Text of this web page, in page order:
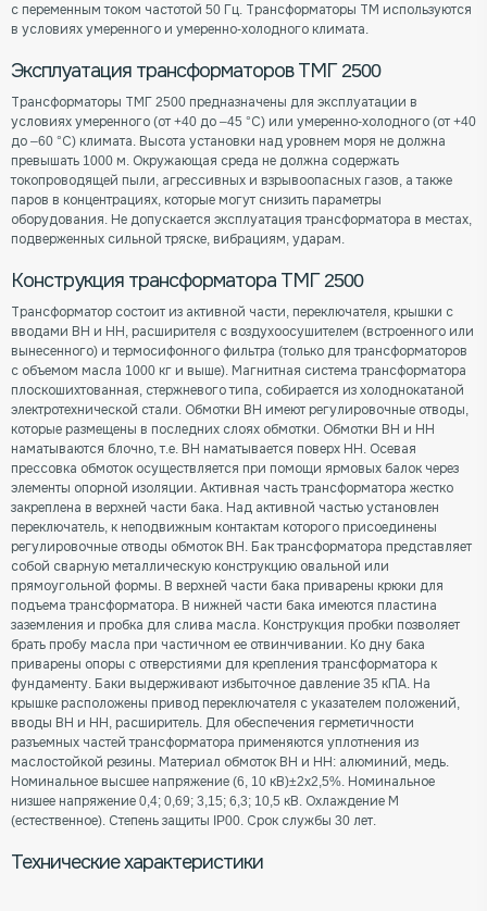
с переменным током частотой 50 Гц. Трансформаторы ТМ используются
в условиях умеренного и умеренно-холодного климата.
Эксплуатация трансформаторов ТМГ 2500
Трансформаторы ТМГ 2500 предназначены для эксплуатации в
условиях умеренного (от +40 до –45 °С) или умеренно-холодного (от +40
до –60 °С) климата. Высота установки над уровнем моря не должна
превышать 1000 м. Окружающая среда не должна содержать
токопроводящей пыли, агрессивных и взрывоопасных газов, а также
паров в концентрациях, которые могут снизить параметры
оборудования. Не допускается эксплуатация трансформатора в местах,
подверженных сильной тряске, вибрациям, ударам.
Конструкция трансформатора ТМГ 2500
Трансформатор состоит из активной части, переключателя, крышки с
вводами ВН и НН, расширителя с воздухоосушителем (встроенного или
вынесенного) и термосифонного фильтра (только для трансформаторов
с объемом масла 1000 кг и выше). Магнитная система трансформатора
плоскошихтованная, стержневого типа, собирается из холоднокатаной
электротехнической стали. Обмотки ВН имеют регулировочные отводы,
которые размещены в последних слоях обмотки. Обмотки ВН и НН
наматываются блочно, т.е. ВН наматывается поверх НН. Осевая
прессовка обмоток осуществляется при помощи ярмовых балок через
элементы опорной изоляции. Активная часть трансформатора жестко
закреплена в верхней части бака. Над активной частью установлен
переключатель, к неподвижным контактам которого присоединены
регулировочные отводы обмоток ВН. Бак трансформатора представляет
собой сварную металлическую конструкцию овальной или
прямоугольной формы. В верхней части бака приварены крюки для
подъема трансформатора. В нижней части бака имеются пластина
заземления и пробка для слива масла. Конструкция пробки позволяет
брать пробу масла при частичном ее отвинчивании. Ко дну бака
приварены опоры с отверстиями для крепления трансформатора к
фундаменту. Баки выдерживают избыточное давление 35 кПА. На
крышке расположены привод переключателя с указателем положений,
вводы ВН и НН, расширитель. Для обеспечения герметичности
разъемных частей трансформатора применяются уплотнения из
маслостойкой резины. Материал обмоток ВН и НН: алюминий, медь.
Номинальное высшее напряжение (6, 10 кВ)±2х2,5%. Номинальное
низшее напряжение 0,4; 0,69; 3,15; 6,3; 10,5 кВ. Охлаждение М
(естественное). Степень защиты IP00. Срок службы 30 лет.
Технические характеристики